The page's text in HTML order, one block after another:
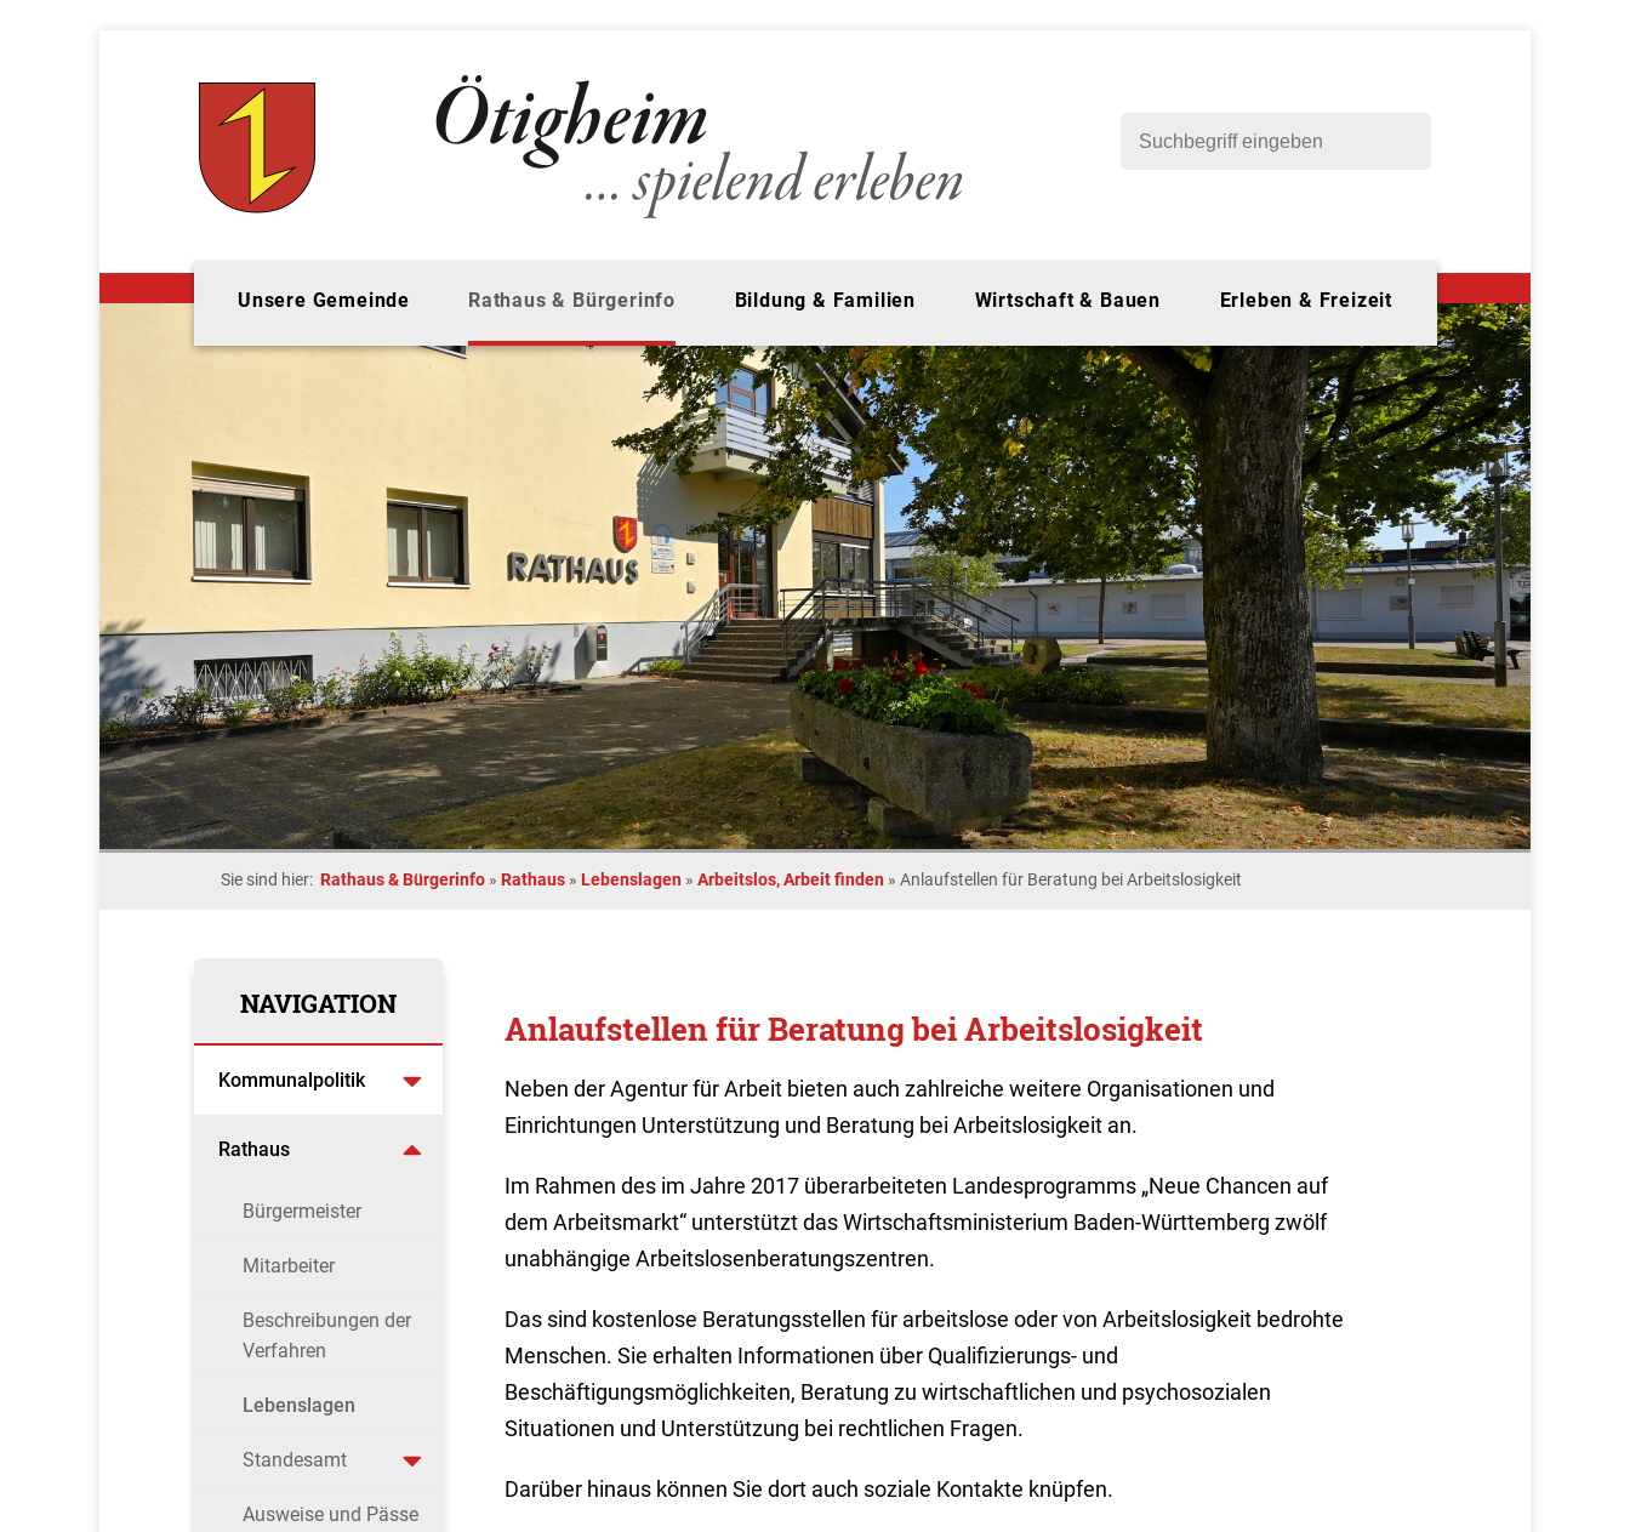
Unsere Gemeinde Rathaus & Bürgerinfo Bildung & Familien Wirtschaft & Bauen Erleben & Freizeit
Sie sind hier: Rathaus & Bürgerinfo » Rathaus » Lebenslagen » Arbeitslos, Arbeit finden » Anlaufstellen für Beratung bei Arbeitslosigkeit
NAVIGATION
Kommunalpolitik
Rathaus
Bürgermeister
Mitarbeiter
Beschreibungen der
Verfahren
Lebenslagen
Standesamt
Ausweise und Pässe
Anlaufstellen für Beratung bei Arbeitslosigkeit
Neben der Agentur für Arbeit bieten auch zahlreiche weitere Organisationen und
Einrichtungen Unterstützung und Beratung bei Arbeitslosigkeit an.
Im Rahmen des im Jahre 2017 überarbeiteten Landesprogramms „Neue Chancen auf
dem Arbeitsmarkt“ unterstützt das Wirtschaftsministerium Baden-Württemberg zwölf
unabhängige Arbeitslosenberatungszentren.
Das sind kostenlose Beratungsstellen für arbeitslose oder von Arbeitslosigkeit bedrohte
Menschen. Sie erhalten Informationen über Qualifizierungs- und
Beschäftigungsmöglichkeiten, Beratung zu wirtschaftlichen und psychosozialen
Situationen und Unterstützung bei rechtlichen Fragen.
Darüber hinaus können Sie dort auch soziale Kontakte knüpfen.